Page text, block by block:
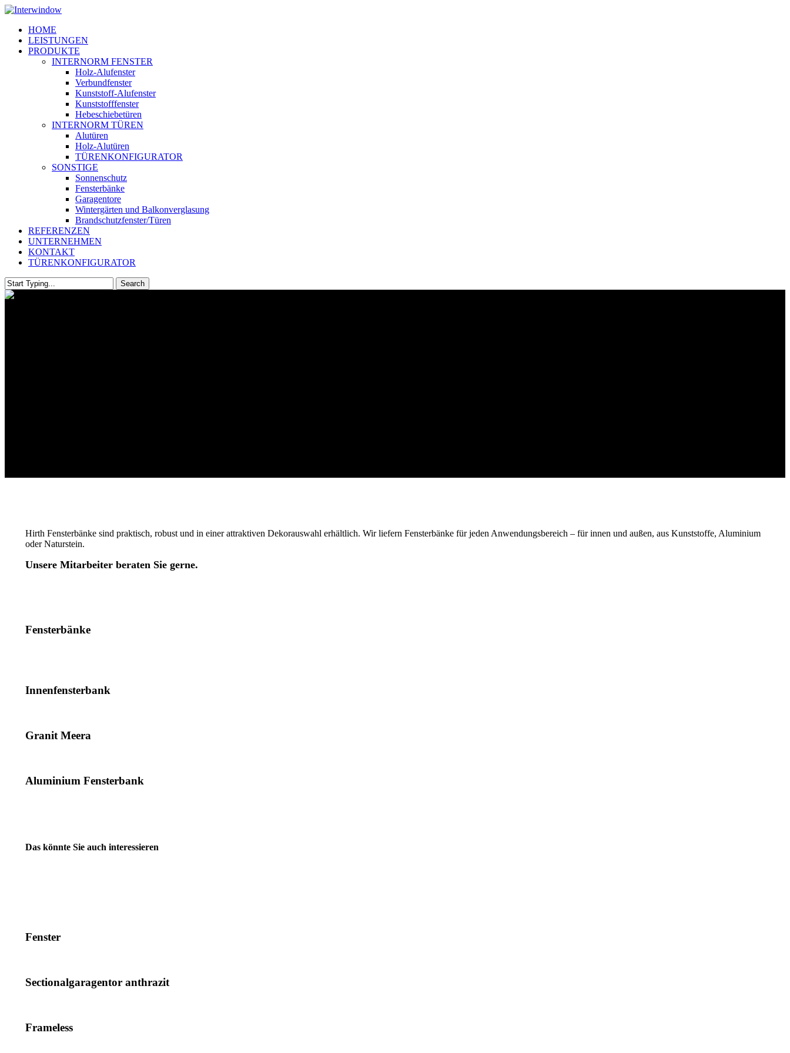
Skip
main
content
Menu
HOME
LEISTUNGEN
PRODUKTE
INTERNORM FENSTER
Holz-Alufenster
Verbundfenster
Kunststoff-Alufenster
Kunststofffenster
Hebeschiebetüren
INTERNORM TÜREN
Alutüren
Holz-Alutüren
TÜRENKONFIGURATOR
SONSTIGE
Sonnenschutz
Fensterbänke
Garagentore
Wintergärten und Balkonverglasung
Brandschutzfenster/Türen
REFERENZEN
UNTERNEHMEN
KONTAKT
TÜRENKONFIGURATOR
Search
Close
Hirth Fensterbänke sind praktisch, robust und in einer attraktiven Dekorauswahl erhältlich. Wir liefern Fensterbänke für jeden Anwendungsbereich – für innen und außen, aus Kunststoffe, Aluminium
oder Naturstein.
Unsere Mitarbeiter beraten Sie gerne.
Fensterbänke
Innenfensterbank
Granit Meera
Aluminium Fensterbank
Das könnte Sie auch interessieren
Fenster
Sectionalgaragentor anthrazit
Frameless